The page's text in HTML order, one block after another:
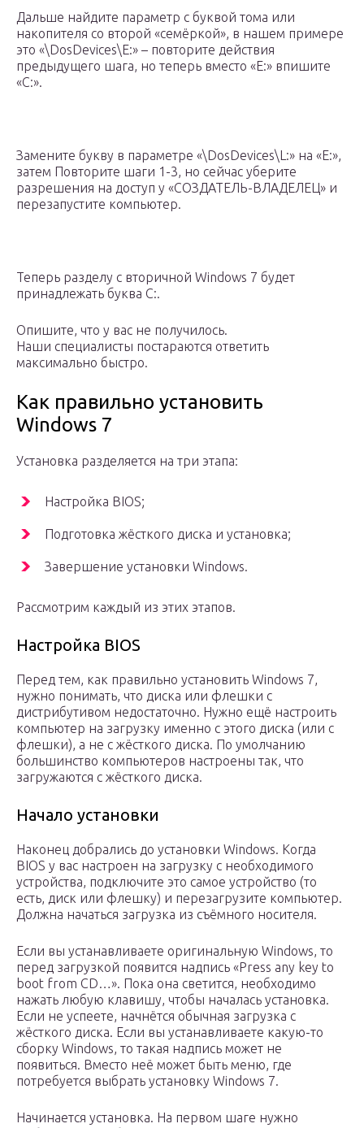
Дальше найдите параметр с буквой тома или
накопителя со второй «семёркой», в нашем примере
это «\DosDevices\E:» – повторите действия
предыдущего шага, но теперь вместо «E:» впишите
«C:».
Замените букву в параметре «\DosDevices\L:» на «E:»,
затем Повторите шаги 1-3, но сейчас уберите
разрешения на доступ у «СОЗДАТЕЛЬ-ВЛАДЕЛЕЦ» и
перезапустите компьютер.
Теперь разделу с вторичной Windows 7 будет
принадлежать буква C:.
Опишите, что у вас не получилось.
Наши специалисты постараются ответить
максимально быстро.
Как правильно установить
Windows 7
Установка разделяется на три этапа:
Настройка BIOS;
Подготовка жёсткого диска и установка;
Завершение установки Windows.
Рассмотрим каждый из этих этапов.
Настройка BIOS
Перед тем, как правильно установить Windows 7,
нужно понимать, что диска или флешки с
дистрибутивом недостаточно. Нужно ещё настроить
компьютер на загрузку именно с этого диска (или с
флешки), а не с жёсткого диска. По умолчанию
большинство компьютеров настроены так, что
загружаются с жёсткого диска.
Начало установки
Наконец добрались до установки Windows. Когда
BIOS у вас настроен на загрузку с необходимого
устройства, подключите это самое устройство (то
есть, диск или флешку) и перезагрузите компьютер.
Должна начаться загрузка из съёмного носителя.
Если вы устанавливаете оригинальную Windows, то
перед загрузкой появится надпись «Press any key to
boot from CD…». Пока она светится, необходимо
нажать любую клавишу, чтобы началась установка.
Если не успеете, начнётся обычная загрузка с
жёсткого диска. Если вы устанавливаете какую-то
сборку Windows, то такая надпись может не
появиться. Вместо неё может быть меню, где
потребуется выбрать установку Windows 7.
Начинается установка. На первом шаге нужно